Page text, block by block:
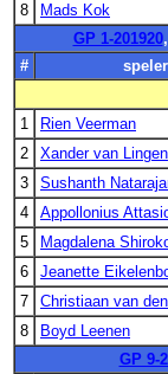
8
Mads Kok
GP 1-201920
#
speler
1
Rien Veerman
2
Xander van Lingen
3
Sushanth
4
Appollonius
5
Magdalena
6
Jeanette
7
Christiaan van
8
Boyd Leenen
GP 9-